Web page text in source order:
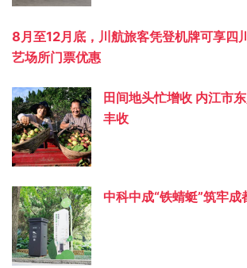
8月至12月底，川航旅客凭登机牌可享四
艺场所门票优惠
田间地头忙增收 内江市
丰收
中科中成“铁蜻蜓”筑牢